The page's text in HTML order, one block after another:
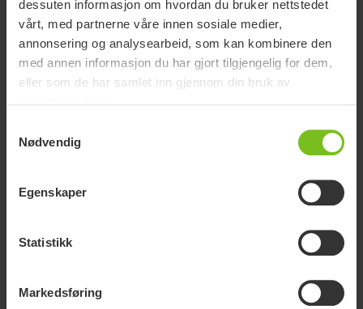
dessuten informasjon om hvordan du bruker nettstedet
vårt, med partnerne våre innen sosiale medier,
annonsering og analysearbeid, som kan kombinere den
med annen informasjon du har gjort tilgjengelig for dem,
eller som de har samlet inn gjennom din bruk av
Nødvendig
Egenskaper
Statistikk
Markedsføring
Etiske retningslinjer